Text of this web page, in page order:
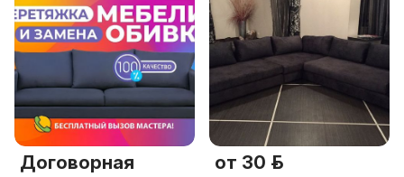
Договорная от 30 р.